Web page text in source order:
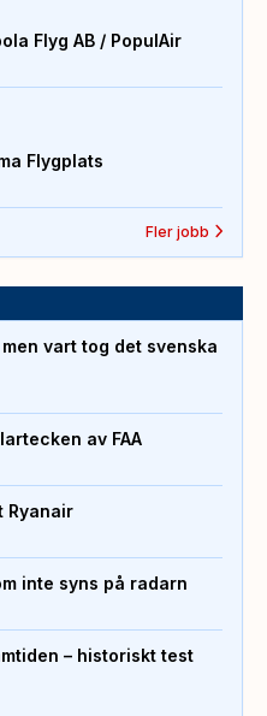
Flyg AB / PopulAir
Flygplats
Fler jobb
vart tog det svenska
av FAA
Ryanair
inte syns på radarn
– historiskt test